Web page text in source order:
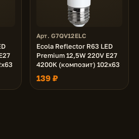
Арт. G7QV12ELC
Ecola Reflector R63 LED
Premium 12,5W 220V E27
4200K (композит) 102x63
139 ₽